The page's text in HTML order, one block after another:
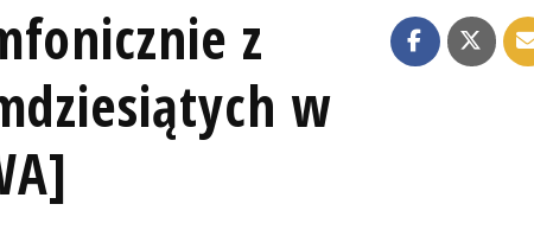
z
w